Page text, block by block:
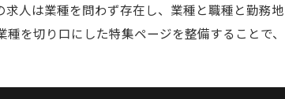
人は業種を問わず存在し、業種と職種と勤務地
を切り口にした特集ページを整備することで、